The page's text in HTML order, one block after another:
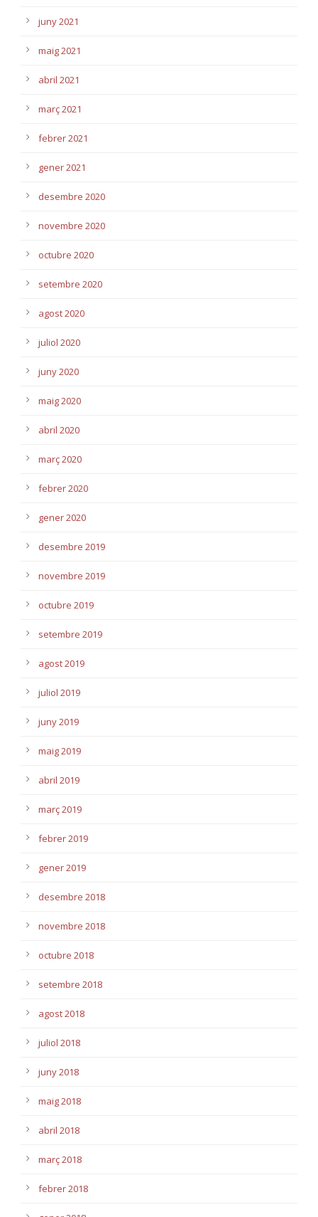
juny 2021
maig 2021
abril 2021
març 2021
febrer 2021
gener 2021
desembre 2020
novembre 2020
octubre 2020
setembre 2020
agost 2020
juliol 2020
juny 2020
maig 2020
abril 2020
març 2020
febrer 2020
gener 2020
desembre 2019
novembre 2019
octubre 2019
setembre 2019
agost 2019
juliol 2019
juny 2019
maig 2019
abril 2019
març 2019
febrer 2019
gener 2019
desembre 2018
novembre 2018
octubre 2018
setembre 2018
agost 2018
juliol 2018
juny 2018
maig 2018
abril 2018
març 2018
febrer 2018